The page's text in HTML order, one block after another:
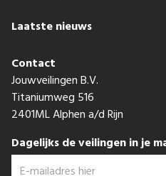
Laatste nieuws
Contact
Jouwveilingen B.V.
Titaniumweg 516
2401ML Alphen a/d Rijn
Dagelijks de veilingen in je